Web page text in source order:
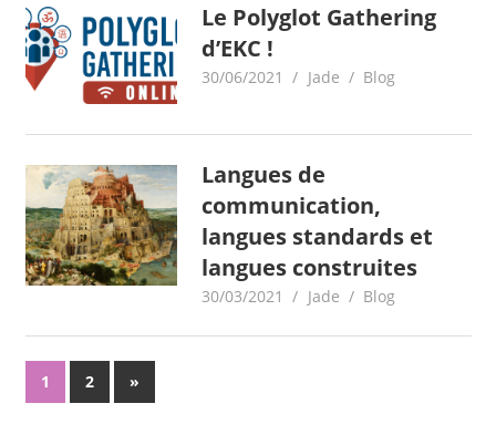
Le Polyglot Gathering
d’EKC !
30/06/2021 Jade Blog
Langues de
communication,
langues standards et
langues construites
30/03/2021 Jade Blog
Pagination
1 2
Next
Posts
»